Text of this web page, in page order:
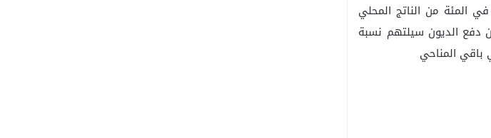
في غضون ذلك، يرجح صندوق النقد الدولي أن ترتفع مديونية لبنان لتصل إلى 180 في المئة من الناتج المحلي
150 في المئة، وهذا يعني أن دفع الديون سيلتهم نسبة
باقي المناحي